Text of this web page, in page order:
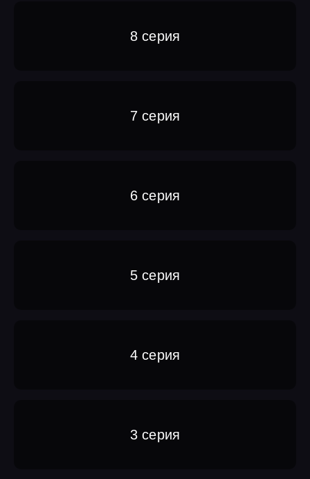
8 серия
7 серия
6 серия
5 серия
4 серия
3 серия